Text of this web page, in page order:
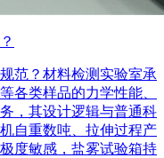
范？材料检测实验室承
各类样品的力学性能、
，其设计逻辑与普通科
自重数吨、拉伸过程产
度敏感，盐雾试验箱持